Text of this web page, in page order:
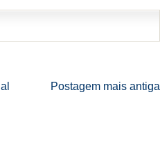
Postagem mais antiga